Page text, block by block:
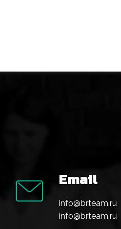
Email
info@brteam.ru
info@brteam.ru